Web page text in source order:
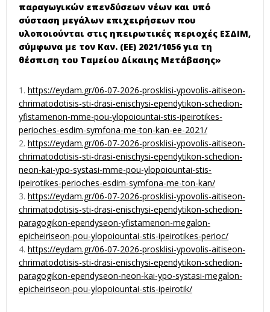
παραγωγικών επενδύσεων νέων και υπό
σύσταση μεγάλων επιχειρήσεων που
υλοποιούνται στις ηπειρωτικές περιοχές ΕΣΔΙΜ,
σύμφωνα με τον Καν. (ΕΕ) 2021/1056 για τη
θέσπιση του Ταμείου Δίκαιης Μετάβασης»
https://eydam.gr/06-07-2026-prosklisi-ypovolis-aitiseon-
chrimatodotisis-sti-drasi-enischysi-ependytikon-schedion-
yfistamenon-mme-pou-ylopoiountai-stis-ipeirotikes-
perioches-esdim-symfona-me-ton-kan-ee-2021/
https://eydam.gr/06-07-2026-prosklisi-ypovolis-aitiseon-
chrimatodotisis-sti-drasi-enischysi-ependytikon-schedion-
neon-kai-ypo-systasi-mme-pou-ylopoiountai-stis-
ipeirotikes-perioches-esdim-symfona-me-ton-kan/
https://eydam.gr/06-07-2026-prosklisi-ypovolis-aitiseon-
chrimatodotisis-sti-drasi-enischysi-ependytikon-schedion-
paragogikon-ependyseon-yfistamenon-megalon-
epicheiriseon-pou-ylopoiountai-stis-ipeirotikes-perioc/
https://eydam.gr/06-07-2026-prosklisi-ypovolis-aitiseon-
chrimatodotisis-sti-drasi-enischysi-ependytikon-schedion-
paragogikon-ependyseon-neon-kai-ypo-systasi-megalon-
epicheiriseon-pou-ylopoiountai-stis-ipeirotik/